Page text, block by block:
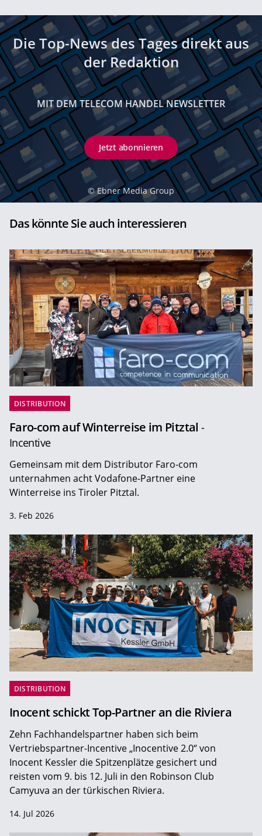
Die Top-News des Tages direkt aus
der Redaktion
MIT DEM TELECOM HANDEL NEWSLETTER
Jetzt abonnieren
© Ebner Media Group
Das könnte Sie auch interessieren
DISTRIBUTION
Faro-com auf Winterreise im Pitztal -
Incentive
Gemeinsam mit dem Distributor Faro-com
unternahmen acht Vodafone-Partner eine
Winterreise ins Tiroler Pitztal.
3. Feb 2026
DISTRIBUTION
Inocent schickt Top-Partner an die Riviera
Zehn Fachhandelspartner haben sich beim
Vertriebspartner-Incentive „Inocentive 2.0“ von
Inocent Kessler die Spitzenplätze gesichert und
reisten vom 9. bis 12. Juli in den Robinson Club
Camyuva an der türkischen Riviera.
14. Jul 2026